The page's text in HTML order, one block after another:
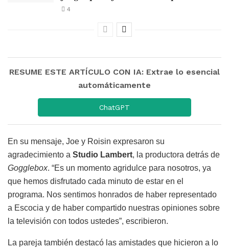
4
RESUME ESTE ARTÍCULO CON IA: Extrae lo esencial
automáticamente
ChatGPT
En su mensaje, Joe y Roisin expresaron su
agradecimiento a Studio Lambert, la productora detrás de
Gogglebox. “Es un momento agridulce para nosotros, ya
que hemos disfrutado cada minuto de estar en el
programa. Nos sentimos honrados de haber representado
a Escocia y de haber compartido nuestras opiniones sobre
la televisión con todos ustedes”, escribieron.
La pareja también destacó las amistades que hicieron a lo